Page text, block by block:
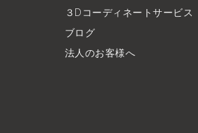
３Dコーディネートサービス
ブログ
法人のお客様へ